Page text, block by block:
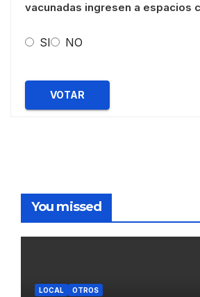
vacunadas ingresen a espacios
SI NO
VOTAR
You missed
LOCAL OTROS